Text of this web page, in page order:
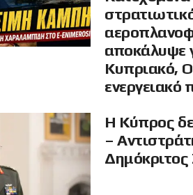
αποκάλυψε
Κυπριακό,
ενεργειακό
Η Κύπρος
–